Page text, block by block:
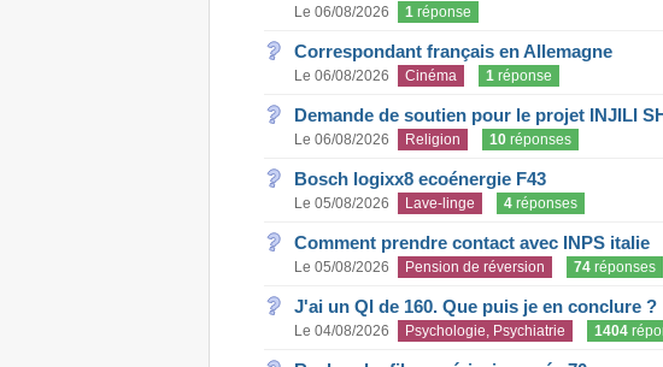
Le 06/08/2026 1réponse
Correspondant français en Allemagne
Le 06/08/2026 Cinéma 1réponse
Demande de soutien pour le projet INJILI
Le 06/08/2026 Religion 10réponses
Bosch logixx8 ecoénergie F43
Le 05/08/2026 Lave-linge 4réponses
Comment prendre contact avec INPS italie
Le 05/08/2026 Pension de réversion 74réponses
J'ai un QI de 160. Que puis je en conclure ?
Le 04/08/2026 Psychologie, Psychiatrie 1404